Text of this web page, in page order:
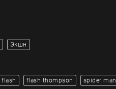
Экшн
flash flash thompson spider man